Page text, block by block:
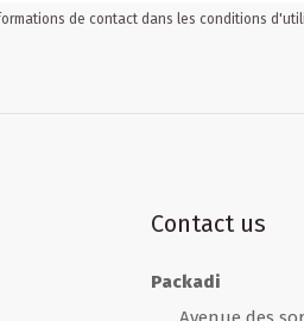
de contact dans les conditions
Contact us
Packadi